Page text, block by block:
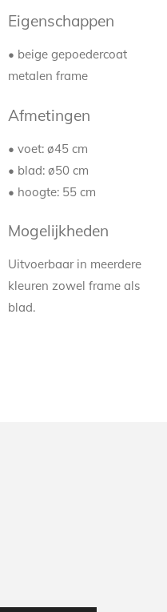
Eigenschappen
• beige gepoedercoat
metalen frame
Afmetingen
• voet: ø45 cm
• blad: ø50 cm
• hoogte: 55 cm
Mogelijkheden
Uitvoerbaar in meerdere
kleuren zowel frame als
blad.